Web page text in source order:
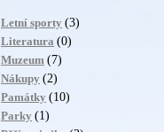
Letní sporty (3)
Literatura (0)
Muzeum (7)
Nákupy (2)
Památky (10)
Parky (1)